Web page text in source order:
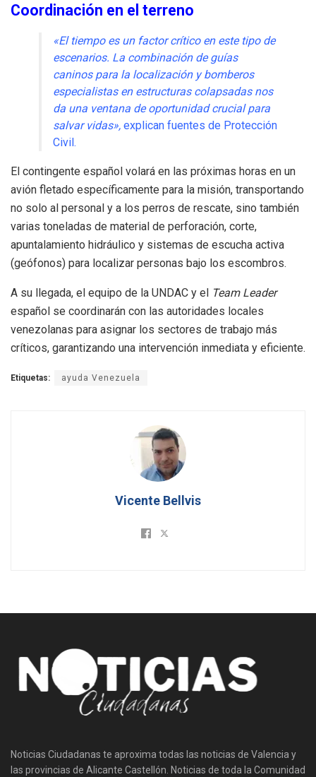
Coordinación en el terreno
«El tiempo es un factor crítico en este tipo de
escenarios. La combinación de guías
caninos para la localización y bomberos
especialistas en estructuras colapsadas nos
da una ventana de oportunidad crucial para
salvar vidas», explican fuentes de Protección
Civil.
El contingente español volará en las próximas horas en un
avión fletado específicamente para la misión, transportando
no solo al personal y a los perros de rescate, sino también
varias toneladas de material de perforación, corte,
apuntalamiento hidráulico y sistemas de escucha activa
(geófonos) para localizar personas bajo los escombros.
A su llegada, el equipo de la UNDAC y el Team Leader
español se coordinarán con las autoridades locales
venezolanas para asignar los sectores de trabajo más
críticos, garantizando una intervención inmediata y eficiente.
Etiquetas: ayuda Venezuela
Vicente Bellvis
Noticias Ciudadanas te aproxima todas las noticias de Valencia y
las provincias de Alicante Castellón. Noticias de toda la Comunidad